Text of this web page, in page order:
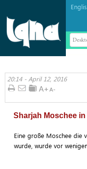
20:14 - April 12, 2016
Sharjah Moschee
Eine große Moschee die
wurde, wurde vor